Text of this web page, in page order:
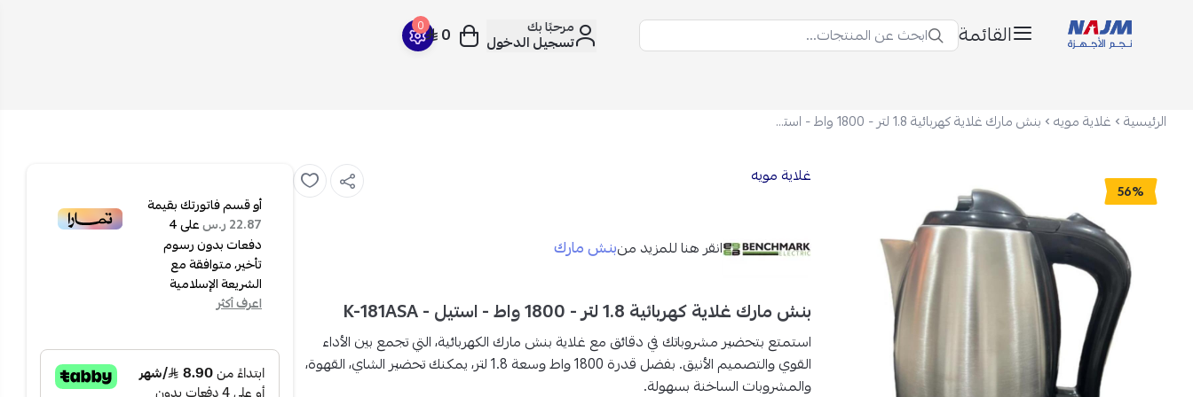
القائمة ابحث عن المنتجات... مرحبًا بك
تسجيل الدخول
0 0
الرئيسية غلاية مويه بنش مارك غلاية كهربائية 1.8 لتر - 1800 واط - استيل - K-181ASA
56%
غلاية مويه
انقر هنا للمزيد منبنش مارك
بنش مارك غلاية كهربائية 1.8 لتر - 1800 واط - استيل - K-181ASA
استمتع بتحضير مشروباتك في دقائق مع غلاية بنش مارك الكهربائية، التي تجمع بين الأداء
القوي والتصميم الأنيق. بفضل قدرة 1800 واط وسعة 1.8 لتر
، يمكنك تحضير الشاي، القهوة،
والمشروبات الساخنة بسهولة.
أو قسم فاتورتك بقيمة
22.87 ر.س على4
دفعات بدون رسوم
تأخير، متوافقة مع
الشريعة الإسلامية
اعرف أكثر